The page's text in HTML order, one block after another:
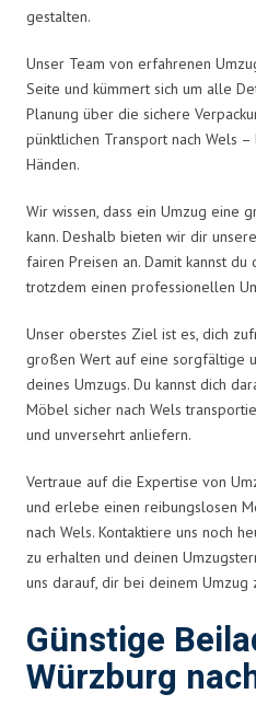
gestalten.
Unser Team von erfahrenen
Seite und kümmert sich um alle
Planung über die sichere
pünktlichen Transport nach Wels
Händen.
Wir wissen, dass ein Umzug eine
kann. Deshalb bieten wir dir
fairen Preisen an. Damit kannst
trotzdem einen professionellen
Unser oberstes Ziel ist es, dich
großen Wert auf eine sorgfältige
deines Umzugs. Du kannst dich
Möbel sicher nach Wels
und unversehrt anliefern.
Vertraue auf die Expertise von
und erlebe einen reibungslosen
nach Wels. Kontaktiere uns noch
zu erhalten und deinen
uns darauf, dir bei deinem Umzug
Günstige
Würzburg